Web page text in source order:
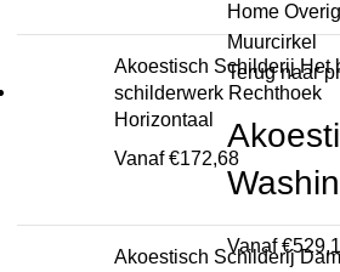
Home
Muurcirkel
Terug naar
Vanaf€
Akoestisch Schilderij Het
schilderwerk Rechthoek
Horizontaal
Vanaf€172,68
Akoestisch Schilderij